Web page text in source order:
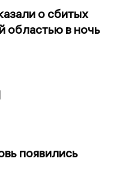
о сбитых
областью в ночь
появились